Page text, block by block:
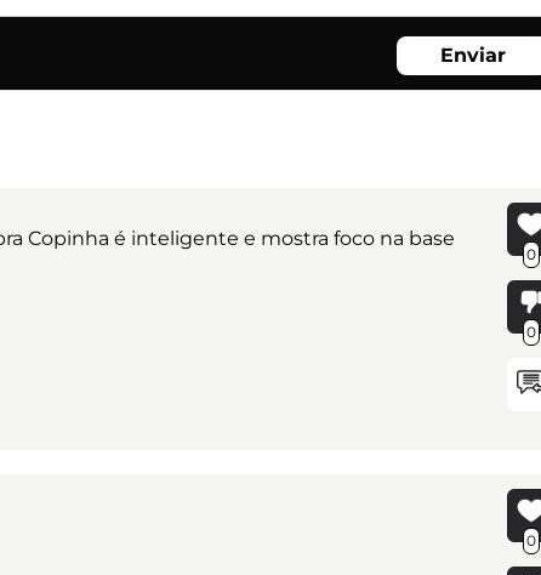
Enviar
Copinha é inteligente e mostra foco na base
0
0
0